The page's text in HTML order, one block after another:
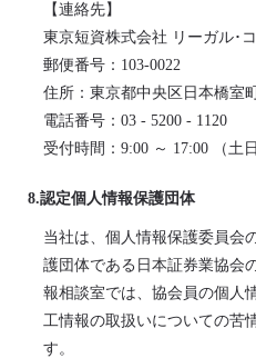
【連絡先】
東京短資株式会社 リーガル･
郵便番号：103-0022
住所：東京都中央区日本橋室
電話番号：03 - 5200 - 1120
受付時間：9:00 ～ 17:00 （土
8.認定個人情報保護団体
当社は、個人情報保護委員会
護団体である日本証券業協会
報相談室では、協会員の個人
工情報の取扱いについての苦
す。